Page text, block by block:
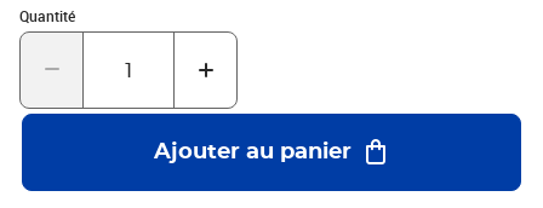
jardin selon vos besoins.Bel aspect rotin : la jardinière de jardin
est conçue avec un aspect rotin, apportant un charme élégant à
votre espace de vie.Couleur : bleu grisMatériau : PP
H)Hauteur de la cheville : 11,5 cmBase inférieure non
incluseAssemblage requis : oui
Quantité
Quantité : 1
Ajouter au panier